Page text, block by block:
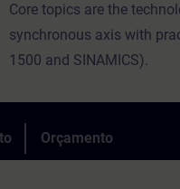
Core topics are the
synchronous axis with
1500 and SINAMICS).
Orçamento